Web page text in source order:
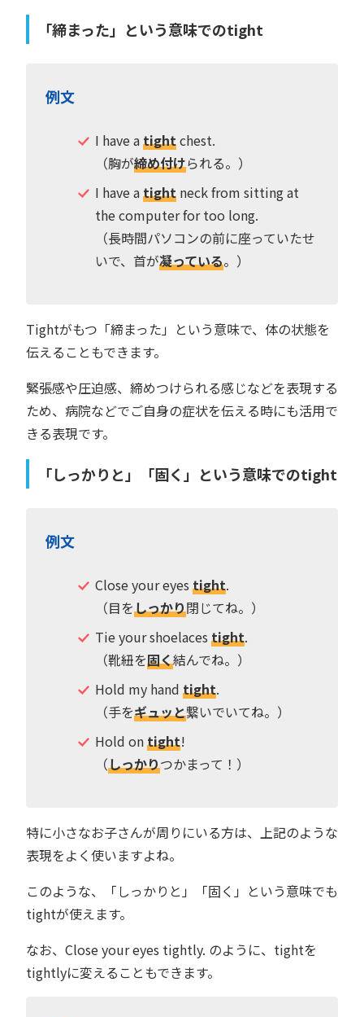
「締まった」という意味でのtight
例文
I have atightchest.
（胸が締め付けられる。）
I have atightneck from sitting at
the computer for too long.
（長時間パソコンの前に座っていたせ
いで、首が凝っている。）
Tightがもつ「締まった」という意味で、体の状態を
伝えることもできます。
緊張感や圧迫感、締めつけられる感じなどを表現する
ため、病院などでご自身の症状を伝える時にも活用で
きる表現です。
「しっかりと」「固く」という意味でのtight
例文
Close your eyes tight.
（目をしっかり閉じてね。）
Tie your shoelaces tight.
（靴紐を固く結んでね。）
Hold my hand tight.
（手をギュッと繋いでいてね。）
Hold ontight!
（しっかりつかまって！）
特に小さなお子さんが周りにいる方は、上記のような
表現をよく使いますよね。
このような、「しっかりと」「固く」という意味でも
tightが使えます。
なお、Close your eyes tightly. のように、tightを
tightlyに変えることもできます。